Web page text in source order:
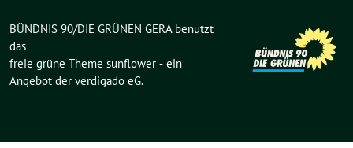
BÜNDNIS 90/DIE GRÜNEN GERA benutzt
das
freie grüne Theme sunflower ‐ ein
Angebot der verdigado eG.